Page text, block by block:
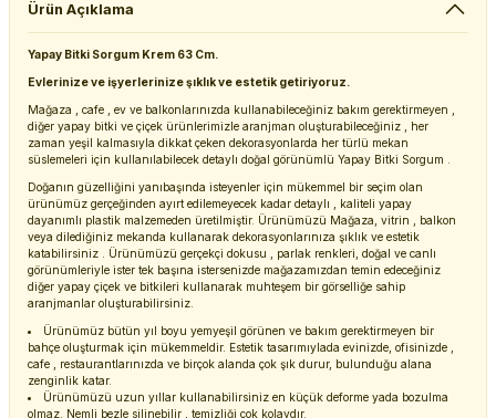
Ürün Açıklama
Yapay Bitki Sorgum Krem 63 Cm.
Evlerinize ve işyerlerinize şıklık ve estetik getiriyoruz.
Mağaza , cafe , ev ve balkonlarınızda kullanabileceğiniz bakım gerektirmeyen ,
diğer yapay bitki ve çiçek ürünlerimizle aranjman oluşturabileceğiniz , her
zaman yeşil kalmasıyla dikkat çeken dekorasyonlarda her türlü mekan
süslemeleri için kullanılabilecek detaylı doğal görünümlü Yapay Bitki Sorgum .
Doğanın güzelliğini yanıbaşında isteyenler için mükemmel bir seçim olan
ürünümüz gerçeğinden ayırt edilemeyecek kadar detaylı , kaliteli yapay
dayanımlı plastik malzemeden üretilmiştir. Ürünümüzü Mağaza, vitrin , balkon
veya dilediğiniz mekanda kullanarak dekorasyonlarınıza şıklık ve estetik
katabilirsiniz . Ürünümüzü gerçekçi dokusu , parlak renkleri, doğal ve canlı
görünümleriyle ister tek başına istersenizde mağazamızdan temin edeceğiniz
diğer yapay çiçek ve bitkileri kullanarak muhteşem bir görselliğe sahip
aranjmanlar oluşturabilirsiniz.
Ürünümüz bütün yıl boyu yemyeşil görünen ve bakım gerektirmeyen bir
bahçe oluşturmak için mükemmeldir. Estetik tasarımıylada evinizde, ofisinizde ,
cafe , restaurantlarınızda ve birçok alanda çok şık durur, bulunduğu alana
zenginlik katar.
Ürünümüzü uzun yıllar kullanabilirsiniz en küçük deforme yada bozulma
olmaz. Nemli bezle silinebilir , temizliği çok kolaydır.